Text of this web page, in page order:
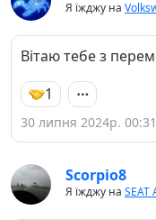
Я їжджу на
Вітаю тебе з
1
30 липня 2024р. 00:31
Scorpio8
Я їжджу на SEAT